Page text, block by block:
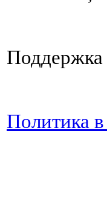
Поддержка
Политика